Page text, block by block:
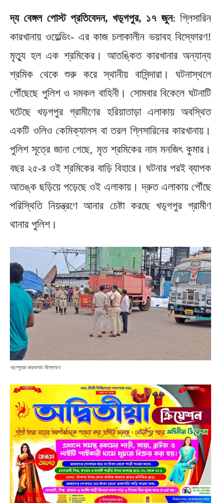
দ্য বেঙ্গল পোস্ট প্রতিবেদন, খড়্গপুর, ১৭ জুন: গ্লিসারিন
কারখানায় ওয়েল্ডিং- এর কাজ চলাকালীন ভয়াবহ বিস্ফোরণ!
মৃত্যু হল এক শ্রমিকের। আতঙ্কিত কারখানার অন্যান্য
শ্রমিক থেকে শুরু করে স্থানীয় বাসিন্দারা। ঘটনাস্থলে
পৌঁছেছে পুলিশ ও দমকল বাহিনী। সোমবার বিকেলে ঘটনাটি
ঘটেছে খড়গপুর গ্রামীণের হরিয়াতাড়া এলাকায় অবস্থিত
একটি ওলিও কেমিক্যালস বা তরল গ্লিসারিনের কারখানায়।
পুলিশ সূত্রে জানা গেছে, মৃত শ্রমিকের নাম মনজিৎ কুমার।
বছর ২৫-র ওই শ্রমিকের বাড়ি বিহারে। ঘটনার পরই ব্যাপক
আতঙ্ক ছড়িয়ে পড়েছে ওই এলাকায়। দ্রুত এলাকায় পৌঁছে
পরিস্থিতি নিয়ন্ত্রণে আনার চেষ্টা করছে খড়্গপুর গ্রামীণ
থানার পুলিশ।
খড়্গপুরের কারখানায় বিস্ফোরণ: